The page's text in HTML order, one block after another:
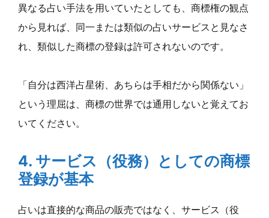
異なる占い手法を用いていたとしても、商標権の観点
から見れば、同一または類似の占いサービスと見なさ
れ、類似した商標の登録は許可されないのです。
「自分は西洋占星術、あちらは手相だから関係ない」
という理屈は、商標の世界では通用しないと覚えてお
いてください。
4. サービス（役務）としての商標
登録が基本
占いは直接的な商品の販売ではなく、サービス（役